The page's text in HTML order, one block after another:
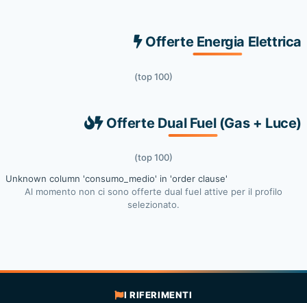
Offerte Energia Elettrica
(top 100)
Offerte Dual Fuel (Gas + Luce)
(top 100)
Unknown column 'consumo_medio' in 'order clause'
Al momento non ci sono offerte dual fuel attive per il profilo
selezionato.
I RIFERIMENTI